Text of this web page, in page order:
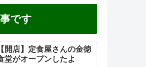
です
【開店】定食屋さんの金徳
堂がオープンしたよ